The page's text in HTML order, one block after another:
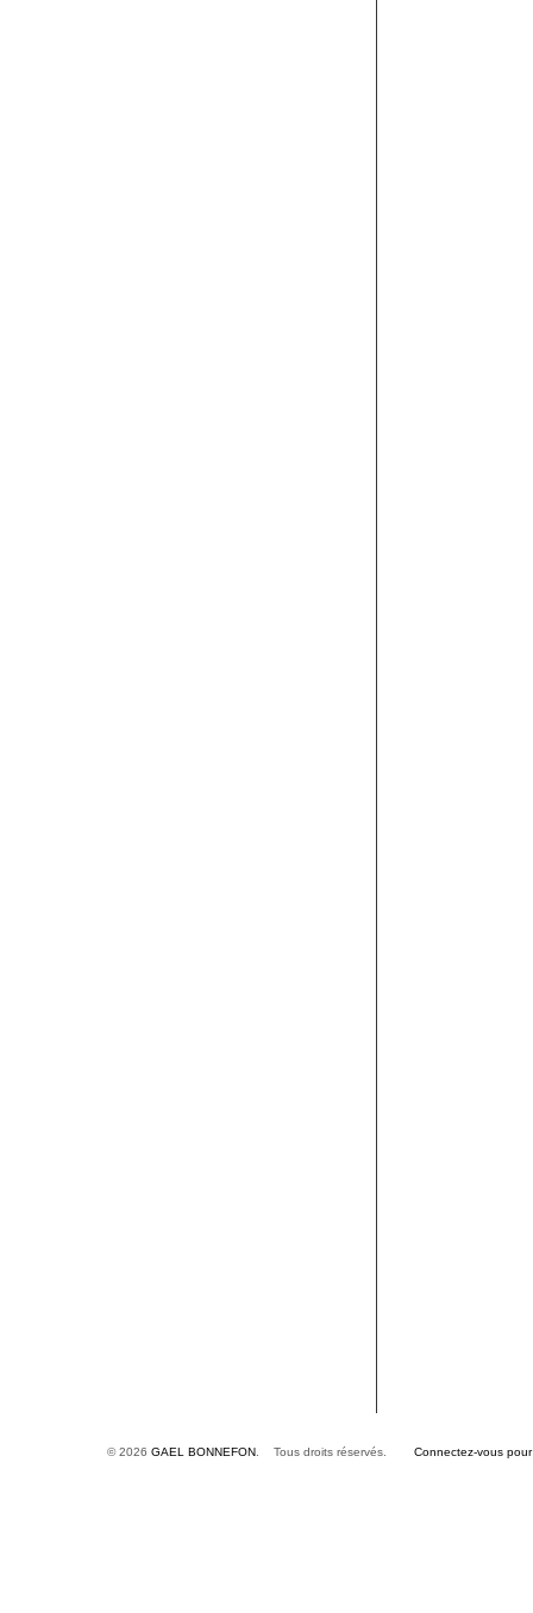
© 2026 GAEL BONNEFON . Tous droits réservés. Connectez-vous